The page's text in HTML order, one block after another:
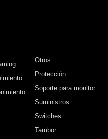
Otros
Protección
Soporte para monitor
Suministros
Switches
Tambor